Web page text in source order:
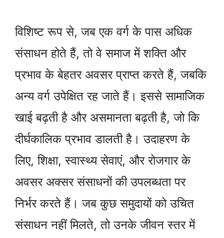
विशिष्ट रूप से, जब एक वर्ग के पास अधिक
संसाधन होते हैं, तो वे समाज में शक्ति और
प्रभाव के बेहतर अवसर प्राप्त करते हैं, जबकि
अन्य वर्ग उपेक्षित रह जाते हैं। इससे सामाजिक
खाई बढ़ती है और असमानता बढ़ती है, जो कि
दीर्घकालिक प्रभाव डालती है। उदाहरण के
लिए, शिक्षा, स्वास्थ्य सेवाएं, और रोजगार के
अवसर अक्सर संसाधनों की उपलब्धता पर
निर्भर करते हैं। जब कुछ समुदायों को उचित
संसाधन नहीं मिलते, तो उनके जीवन स्तर में